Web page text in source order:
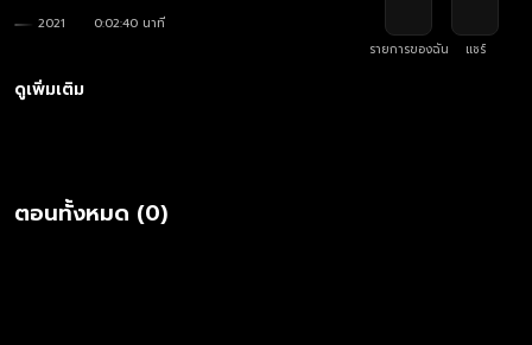
2021
0:02:40 นาที
รายการของฉัน
แชร์
ดูเพิ่มเติม
ตอนทั้งหมด (0)